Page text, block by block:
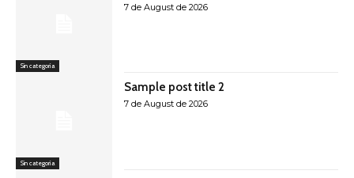
Sin categoría
7 de August de 2026
Sin categoría
Sample post title 2
7 de August de 2026